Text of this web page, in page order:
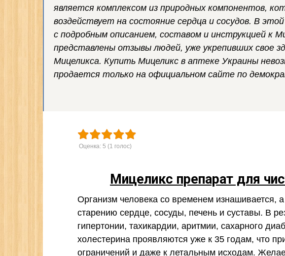
является комплексом из природных компонентов,
воздействует на состояние сердца и сосудов. В
с подробным описанием, составом и инструкцией к
представлены отзывы людей, уже укрепивших свое
Мицеликса. Купить Мицеликс в аптеке Украины
продается только на официальном сайте по
Оценка: 5 (1 голос)
Мицеликс препарат для
Организм человека со временем изнашивается,
старению сердце, сосуды, печень и суставы. В
гипертонии, тахикардии, аритмии, сахарного
холестерина проявляются уже к 35 годам, что
ограничений и даже к летальным исходам.